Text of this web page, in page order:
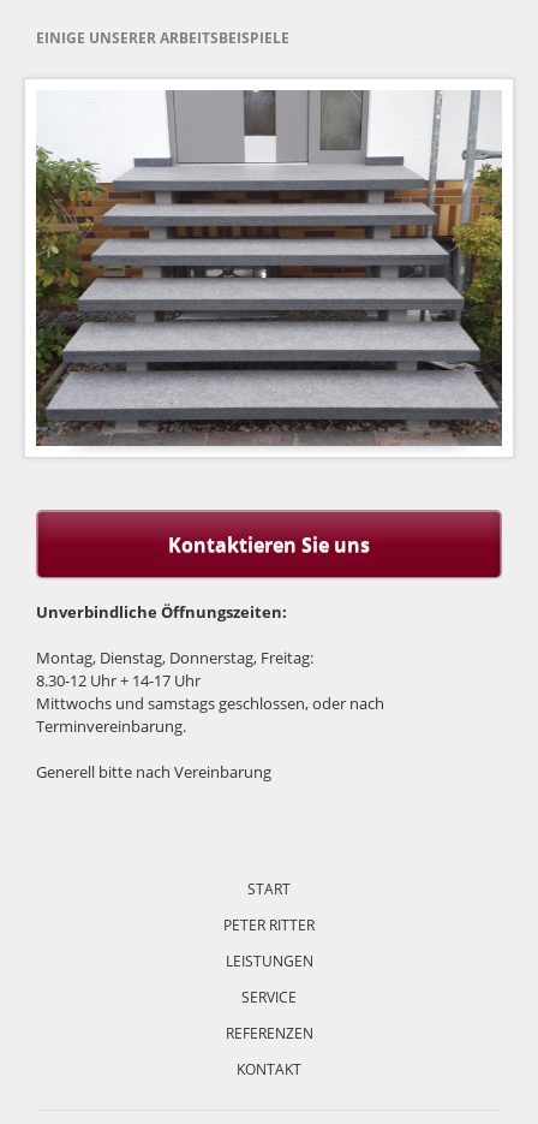
EINIGE UNSERER ARBEITSBEISPIELE
Kontaktieren Sie uns
Unverbindliche Öffnungszeiten:
Montag, Dienstag, Donnerstag, Freitag:
8.30-12 Uhr + 14-17 Uhr
Mittwochs und samstags geschlossen, oder nach
Terminvereinbarung.
Generell bitte nach Vereinbarung
START
PETER RITTER
LEISTUNGEN
SERVICE
REFERENZEN
KONTAKT